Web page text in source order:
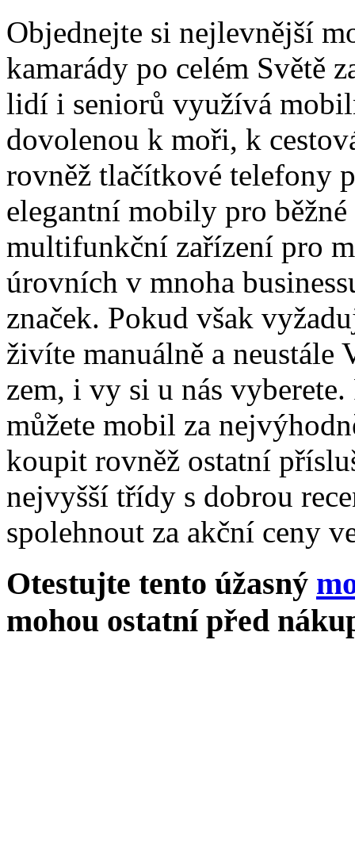
Objednejte si nejlevnější
kamarády po celém Světě
lidí i seniorů využívá
dovolenou k moři, k
rovněž tlačítkové telefony
elegantní mobily pro
multifunkční zařízení pro
úrovních v mnoha
značek. Pokud však
živíte manuálně a neustále
zem, i vy si u nás
můžete mobil za
koupit rovněž ostatní
nejvyšší třídy s dobrou
spolehnout za akční ceny
Otestujte tento úžasný
mohou ostatní před